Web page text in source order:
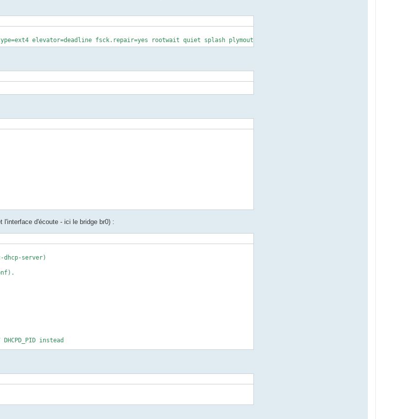
elevator=deadline fsck.repair=yes rootwait quiet splash plymouth.ignore-serial-consoles ipv6.disable=1
l'interface d'écoute - ici le bridge br0) :
server)
requests?